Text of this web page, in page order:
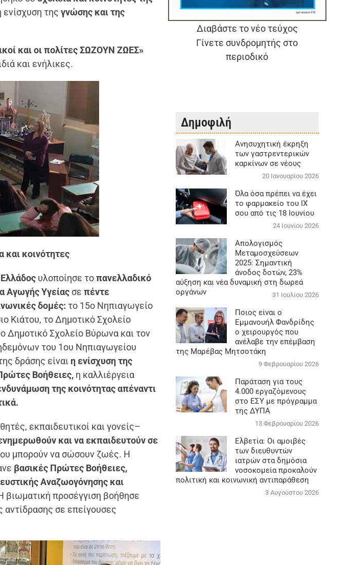
ενίσχυση τηςγνώσης και της
και οι πολίτες ΣΩΖΟΥΝ ΖΩΕΣ»
και ενήλικες.
και κοινότητες
υλοποίησε τοπανελλαδικό
Αγωγής Υγείας σε πέντε
δομές: το 15ο Νηπιαγωγείο
Κιάτου, το Δημοτικό Σχολείο
Δημοτικό Σχολείο Βύρωνα και τον
του 1ου Νηπιαγωγείου
δράσης είναι η ενίσχυση της
Βοήθειες, η καλλιέργεια
της κοινότητας απέναντι
εκπαιδευτικοί και γονείς–
και να εκπαιδευτούν σε
μπορούν να σώσουν ζωές. Η
βασικές Πρώτες Βοήθειες,
Αναζωογόνησης και
βιωματική προσέγγιση βοήθησε
σε επείγουσες
Διαβάστε το νέο τεύχος
Γίνετε συνδρομητής στο
περιοδικό
Δημοφιλή
Aνησυχητική έκρηξη
των γαστρεντερικών
καρκίνων σε νέους
20 Ιανουαρίου 2026
Όλα όσα πρέπει να έχει
το φαρμακείο του ΙΧ
σου από τις 18 Ιουνίου
24 Ιουνίου 2026
Απολογισμός
Μεταμοσχεύσεων
2025: Σημαντική
άνοδος δοτών, 23%
αύξηση και νέα δυναμική στη δωρεά
οργάνων
31 Ιουλίου 2026
Ποιος είναι ο
Εμμανουήλ Φανδρίδης
ο χειρουργός που
ανέλαβε την επέμβαση
της Μαρέβας Μητσοτάκη
9 Φεβρουαρίου 2026
Παράταση για τους
4.000 εργαζόμενους
στο ΕΣΥ με πρόγραμμα
της ΔΥΠΑ
13 Φεβρουαρίου 2026
Ελβετία: Οι αμοιβές
των διευθυντών
ιατρών στα δημόσια
νοσοκομεία προκαλούν
πολιτική και κοινωνική αντιπαράθεση
3 Αυγούστου 2026